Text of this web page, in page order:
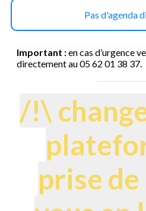
Pas d'agenda
Important :en cas d’urgence
directement au05 62 01 38 37.
/!\
prise